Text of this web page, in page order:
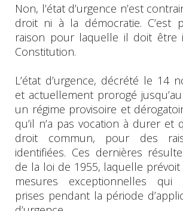
Non, l’état d’urgence n’est
droit ni à la démocratie. C’est
raison pour laquelle il doit être
Constitution.
L’état d’urgence, décrété le 14
et actuellement prorogé
un régime provisoire et
qu’il n’a pas vocation à durer et
droit commun, pour des
identifiées. Ces dernières
de la loi de 1955, laquelle
mesures exceptionnelles qui
prises pendant la période